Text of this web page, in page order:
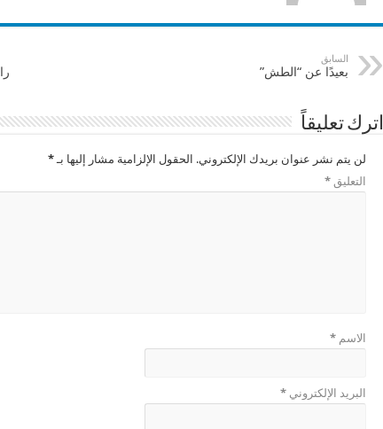
السابق
بعيدًا عن “الطش”
اترك تعليقاً
لن يتم نشر عنوان بريدك الإلكتروني. الحقول الإلزامية مشار إليها بـ*
التعليق*
الاسم*
البريد الإلكتروني*